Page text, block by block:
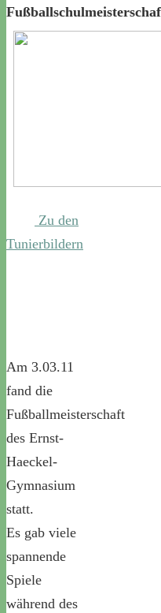
Zu den
Tunierbildern
Am 3.03.11
fand die
Fußballmeisterschaft
des Ernst-
Haeckel-
Gymnasium
statt.
Es gab viele
spannende
Spiele
während des